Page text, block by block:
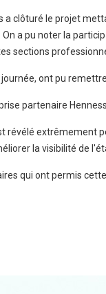
a clôturé le projet
a pu noter la
sections
ont pu
partenaire
révélé
la visibilité de
qui ont permis